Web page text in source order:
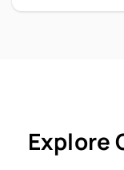
Explore